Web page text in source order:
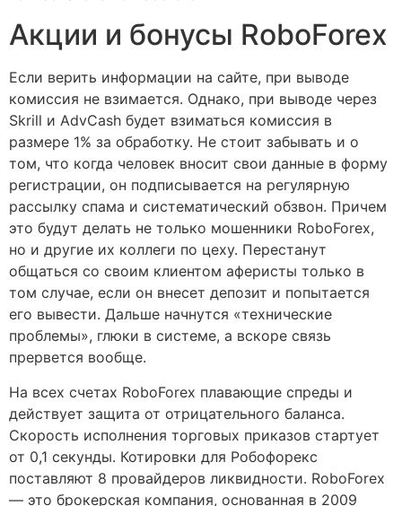
Акции и бонусы RoboForex
Если верить информации на сайте, при выводе
комиссия не взимается. Однако, при выводе через
Skrill и AdvCash будет взиматься комиссия в
размере 1% за обработку. Не стоит забывать и о
том, что когда человек вносит свои данные в форму
регистрации, он подписывается на регулярную
рассылку спама и систематический обзвон. Причем
это будут делать не только мошенники RoboForex,
но и другие их коллеги по цеху. Перестанут
общаться со своим клиентом аферисты только в
том случае, если он внесет депозит и попытается
его вывести. Дальше начнутся «технические
проблемы», глюки в системе, а вскоре связь
прервется вообще.
На всех счетах RoboForex плавающие спреды и
действует защита от отрицательного баланса.
Скорость исполнения торговых приказов стартует
от 0,1 секунды. Котировки для Робофорекс
поставляют 8 провайдеров ликвидности. RoboForex
— это брокерская компания, основанная в 2009